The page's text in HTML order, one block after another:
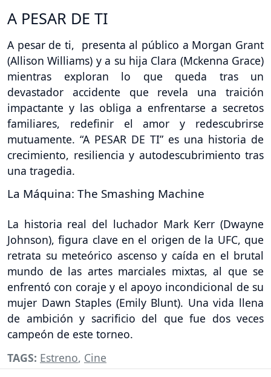
A PESAR DE TI
A pesar de ti, presenta al público a Morgan Grant
(Allison Williams) y a su hija Clara (Mckenna Grace)
mientras exploran lo que queda tras un
devastador accidente que revela una traición
impactante y las obliga a enfrentarse a secretos
familiares, redefinir el amor y redescubrirse
mutuamente. “A PESAR DE TI” es una historia de
crecimiento, resiliencia y autodescubrimiento tras
una tragedia.
La Máquina: The Smashing Machine
La historia real del luchador Mark Kerr (Dwayne
Johnson), figura clave en el origen de la UFC, que
retrata su meteórico ascenso y caída en el brutal
mundo de las artes marciales mixtas, al que se
enfrentó con coraje y el apoyo incondicional de su
mujer Dawn Staples (Emily Blunt). Una vida llena
de ambición y sacrificio del que fue dos veces
campeón de este torneo.
TAGS: Estreno, Cine